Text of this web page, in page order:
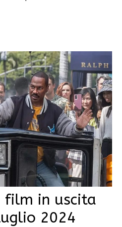
film in uscita
2024